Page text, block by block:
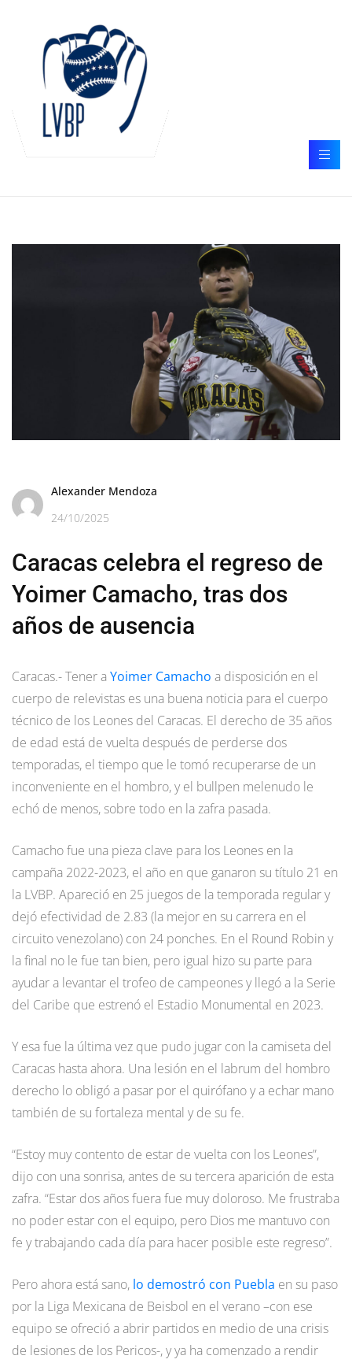
Alexander Mendoza
24/10/2025
Caracas celebra el regreso de
Yoimer Camacho, tras dos
años de ausencia
Caracas.- Tener aYoimer Camacho a disposición en el
cuerpo de relevistas es una buena noticia para el cuerpo
técnico de los Leones del Caracas. El derecho de 35 años
de edad está de vuelta después de perderse dos
temporadas, el tiempo que le tomó recuperarse de un
inconveniente en el hombro, y el bullpen melenudo le
echó de menos, sobre todo en la zafra pasada.
Camacho fue una pieza clave para los Leones en la
campaña 2022-2023, el año en que ganaron su título 21 en
la LVBP. Apareció en 25 juegos de la temporada regular y
dejó efectividad de 2.83 (la mejor en su carrera en el
circuito venezolano) con 24 ponches. En el Round Robin y
la final no le fue tan bien, pero igual hizo su parte para
ayudar a levantar el trofeo de campeones y llegó a la Serie
del Caribe que estrenó el Estadio Monumental en 2023.
Y esa fue la última vez que pudo jugar con la camiseta del
Caracas hasta ahora. Una lesión en el labrum del hombro
derecho lo obligó a pasar por el quirófano y a echar mano
también de su fortaleza mental y de su fe.
“Estoy muy contento de estar de vuelta con los Leones”,
dijo con una sonrisa, antes de su tercera aparición de esta
zafra. “Estar dos años fuera fue muy doloroso. Me frustraba
no poder estar con el equipo, pero Dios me mantuvo con
fe y trabajando cada día para hacer posible este regreso”.
Pero ahora está sano, lo demostró con Puebla en su paso
por la Liga Mexicana de Beisbol en el verano –con ese
equipo se ofreció a abrir partidos en medio de una crisis
de lesiones de los Pericos-, y ya ha comenzado a rendir